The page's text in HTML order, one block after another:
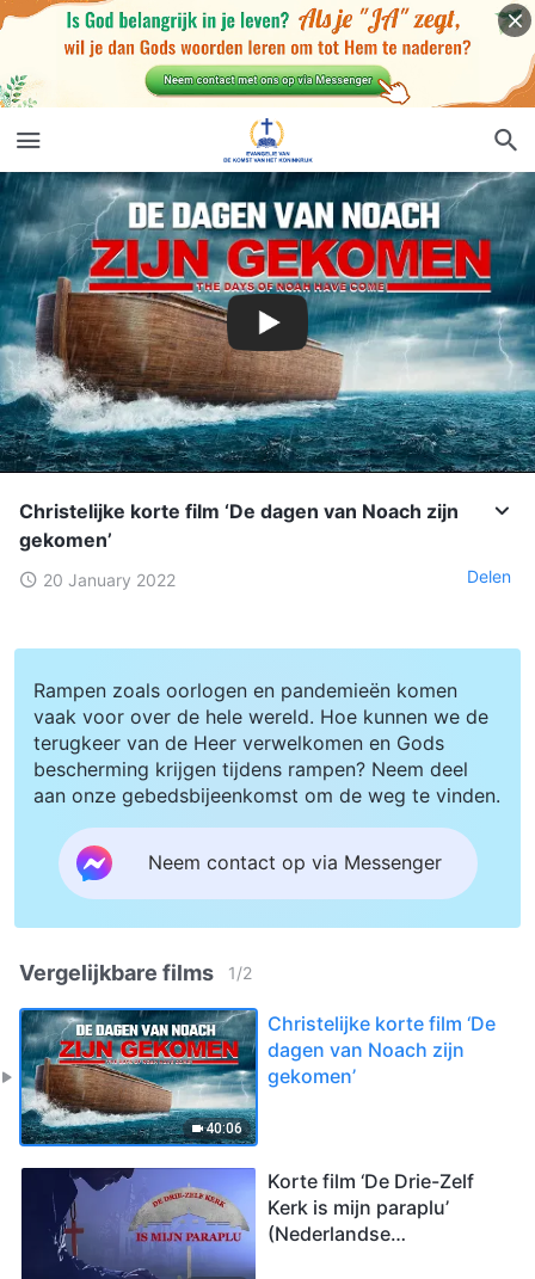
Christelijke korte film ‘De dagen van Noach zijn
gekomen’
20 January 2022 Delen
Rampen zoals oorlogen en pandemieën komen
vaak voor over de hele wereld. Hoe kunnen we de
terugkeer van de Heer verwelkomen en Gods
bescherming krijgen tijdens rampen? Neem deel
aan onze gebedsbijeenkomst om de weg te vinden.
Neem contact op via Messenger
Vergelijkbare films 1/2
40:06
Christelijke korte film ‘De
dagen van Noach zijn
gekomen’
Korte film ‘De Drie-Zelf
Kerk is mijn paraplu’
(Nederlandse